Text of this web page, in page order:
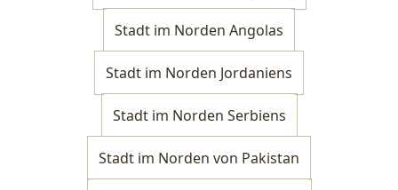
Stadt im Norden Angolas
Stadt im Norden Jordaniens
Stadt im Norden Serbiens
Stadt im Norden von Pakistan